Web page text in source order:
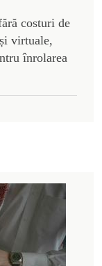
costuri de
virtuale,
înrolarea